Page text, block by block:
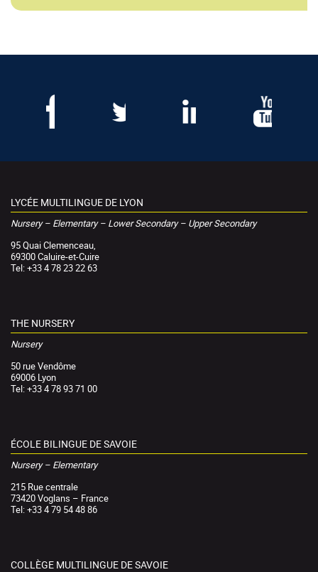
LYCÉE MULTILINGUE DE LYON
Nursery – Elementary – Lower Secondary – Upper Secondary
95 Quai Clemenceau,
69300 Caluire-et-Cuire
Tel: +33 4 78 23 22 63
THE NURSERY
Nursery
50 rue Vendôme
69006 Lyon
Tel: +33 4 78 93 71 00
ÉCOLE BILINGUE DE SAVOIE
Nursery – Elementary
215 Rue centrale
73420 Voglans – France
Tel: +33 4 79 54 48 86
COLLÈGE MULTILINGUE DE SAVOIE